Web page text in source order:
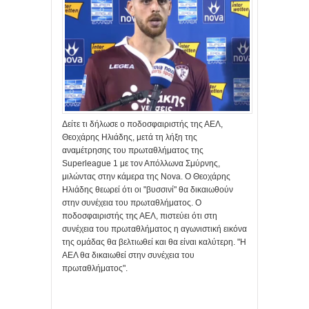
Δείτε τι δήλωσε ο ποδοσφαιριστής της ΑΕΛ,
Θεοχάρης Ηλιάδης, μετά τη λήξη της
αναμέτρησης του πρωταθλήματος της
Superleague 1 με τον Απόλλωνα Σμύρνης,
μιλώντας στην κάμερα της Nova. Ο Θεοχάρης
Ηλιάδης θεωρεί ότι οι "βυσσινί" θα δικαιωθούν
στην συνέχεια του πρωταθλήματος. Ο
ποδοσφαιριστής της ΑΕΛ, πιστεύει ότι στη
συνέχεια του πρωταθλήματος η αγωνιστική εικόνα
της ομάδας θα βελτιωθεί και θα είναι καλύτερη. "Η
ΑΕΛ θα δικαιωθεί στην συνέχεια του
πρωταθλήματος".